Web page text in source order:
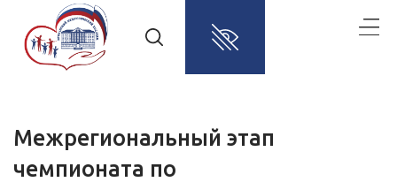
Межрегиональный этап
чемпионата по